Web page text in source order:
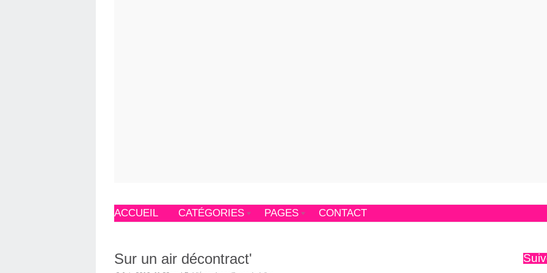
ACCUEIL CATÉGORIES PAGES CONTACT
Sur un air décontract'